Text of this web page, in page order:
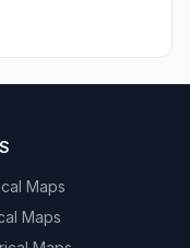
Maps
Maps